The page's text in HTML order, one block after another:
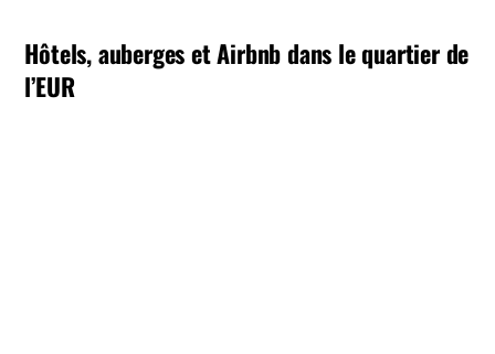
Hôtels, auberges et Airbnb dans le quartier de
l’EUR